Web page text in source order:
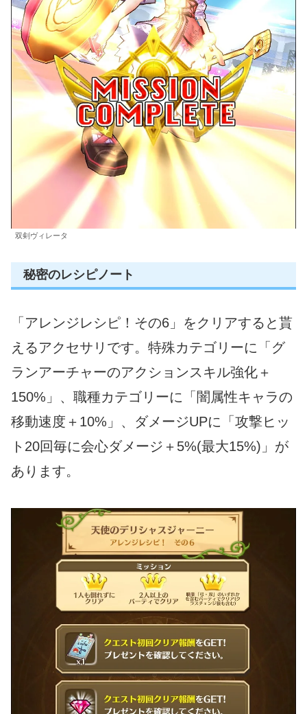
双剣ヴィレータ
秘密のレシピノート
「アレンジレシピ！その6」をクリアすると貰
えるアクセサリです。特殊カテゴリーに「グ
ランアーチャーのアクションスキル強化＋
150%」、職種カテゴリーに「闇属性キャラの
移動速度＋10%」、ダメージUPに「攻撃ヒッ
ト20回毎に会心ダメージ＋5%(最大15%)」が
あります。